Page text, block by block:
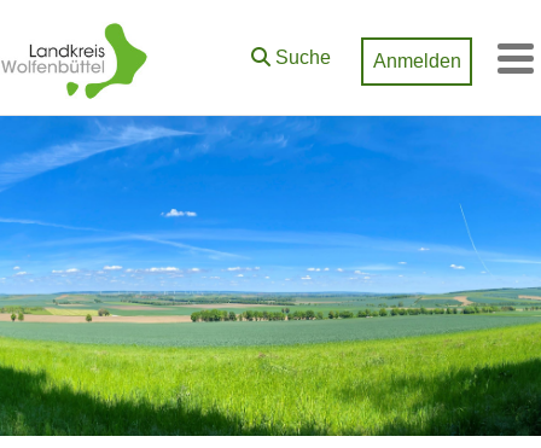
Zum Hauptinhalt springen
Suche
Anmelden